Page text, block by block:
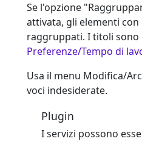
Se l'opzione
attivata, gli elementi
raggruppati. I titoli sono
Preferenze/Tempo di
Usa il menu Modifica/
voci indesiderate.
Plugin
I servizi possono